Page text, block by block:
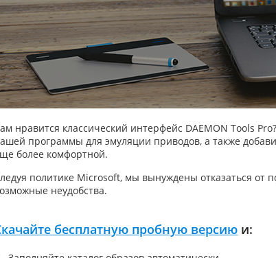
нравится классический интерфейс DAEMON Tools
программы для эмуляции приводов, а также
более комфортной.
политике Microsoft, мы вынуждены отказаться от
неудобства.
бесплатную пробную версию и: